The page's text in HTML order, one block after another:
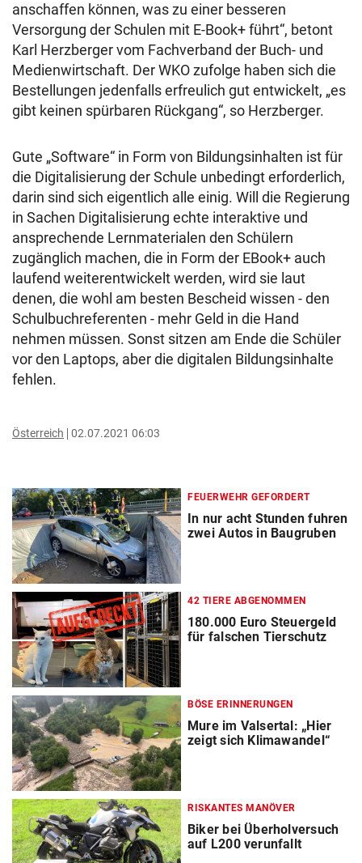
anschaffen können, was zu einer besseren
Versorgung der Schulen mit E-Book+ führt“, betont
Karl Herzberger vom Fachverband der Buch- und
Medienwirtschaft. Der WKO zufolge haben sich die
Bestellungen jedenfalls erfreulich gut entwickelt, „es
gibt keinen spürbaren Rückgang“, so Herzberger.
Gute „Software“ in Form von Bildungsinhalten ist für
die Digitalisierung der Schule unbedingt erforderlich,
darin sind sich eigentlich alle einig. Will die Regierung
in Sachen Digitalisierung echte interaktive und
ansprechende Lernmaterialen den Schülern
zugänglich machen, die in Form der EBook+ auch
laufend weiterentwickelt werden, wird sie laut
denen, die wohl am besten Bescheid wissen - den
Schulbuchreferenten - mehr Geld in die Hand
nehmen müssen. Sonst sitzen am Ende die Schüler
vor den Laptops, aber die digitalen Bildungsinhalte
fehlen.
Österreich 02.07.2021 06:03
FEUERWEHR GEFORDERT
In nur acht Stunden fuhren
zwei Autos in Baugruben
42 TIERE ABGENOMMEN
180.000 Euro Steuergeld
für falschen Tierschutz
BÖSE ERINNERUNGEN
Mure im Valsertal: „Hier
zeigt sich Klimawandel“
RISKANTES MANÖVER
Biker bei Überholversuch
auf L200 verunfallt